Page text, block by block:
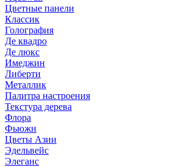
Цветные панели
Классик
Голография
Де квадро
Де люкс
Имеджин
Либерти
Металлик
Палитра настроения
Текстура дерева
Флора
Фьюжн
Цветы Азии
Эдельвейс
Элеганс